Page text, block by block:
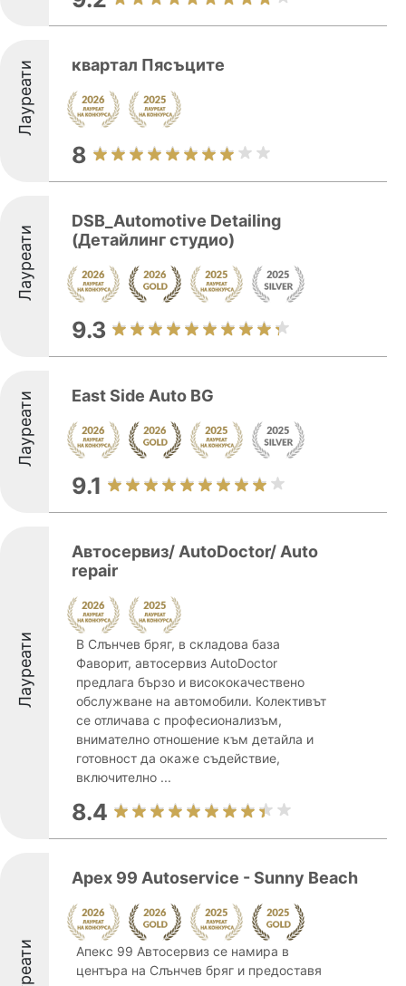
Лауреати квартал Пясъците
8
Лауреати
DSB_Automotive Detailing
(Детайлинг студио)
9.3
Лауреати East Side Auto BG
9.1
Лауреати
Автосервиз/ AutoDoctor/ Auto
repair
В Слънчев бряг, в складова база
Фаворит, автосервиз AutoDoctor
предлага бързо и висококачествено
обслужване на автомобили. Колективът
се отличава с професионализъм,
внимателно отношение към детайла и
готовност да окаже съдействие,
включително ...
8.4
Apex 99 Autoservice - Sunny Beach
Апекс 99 Автосервиз се намира в
центъра на Слънчев бряг и предоставя